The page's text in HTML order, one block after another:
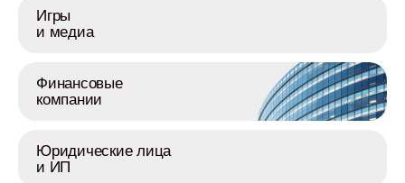
Игры
и медиа
Финансовые
компании
Юридические лица
и ИП